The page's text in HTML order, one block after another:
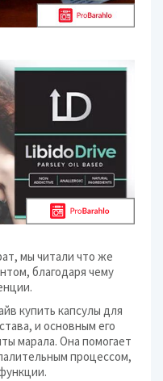
мы читали что же
благодаря чему
купить капсулы для
и основным его
марала. Она помогает
процессом,